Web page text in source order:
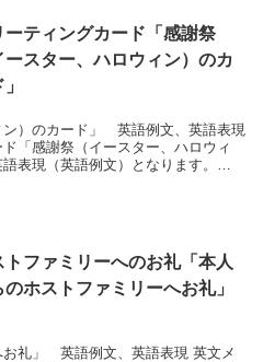
ーティングカード「感謝祭
ースター、ハロウィン）のカ
ン）のカード」 英語例文、英語表現
「感謝祭（イースター、ハロウィ
表現（英語例文）となります。
トファミリーへのお礼「本人
のホストファミリーへお礼」
」 英語例文、英語表現 英文メ